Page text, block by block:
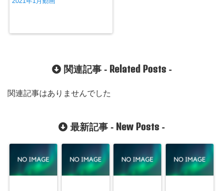
関連記事 - Related Posts-
関連記事はありませんでした
最新記事 - New Posts -